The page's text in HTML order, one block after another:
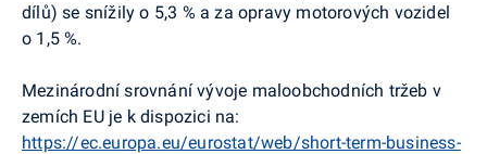
dílů) se snížily o 5,3 % a za opravy motorových vozidel
o 1,5 %.
Mezinárodní srovnání vývoje maloobchodních tržeb v
zemích EU je k dispozici na:
https://ec.europa.eu/eurostat/web/short-term-business-